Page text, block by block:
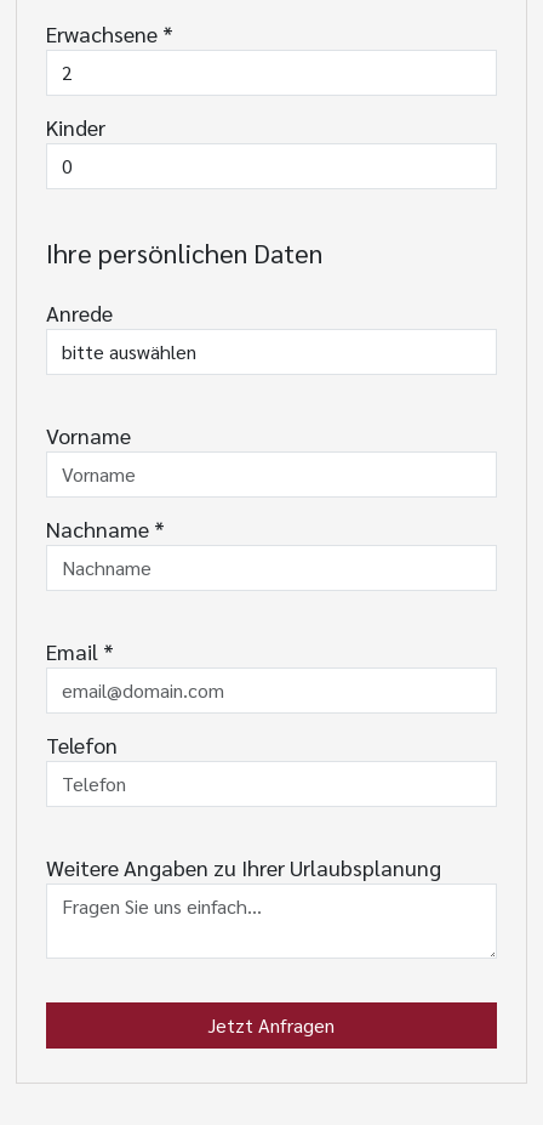
Erwachsene *
Kinder
Ihre persönlichen Daten
Anrede
Vorname
Nachname *
Email *
Telefon
Weitere Angaben zu Ihrer Urlaubsplanung
Jetzt Anfragen